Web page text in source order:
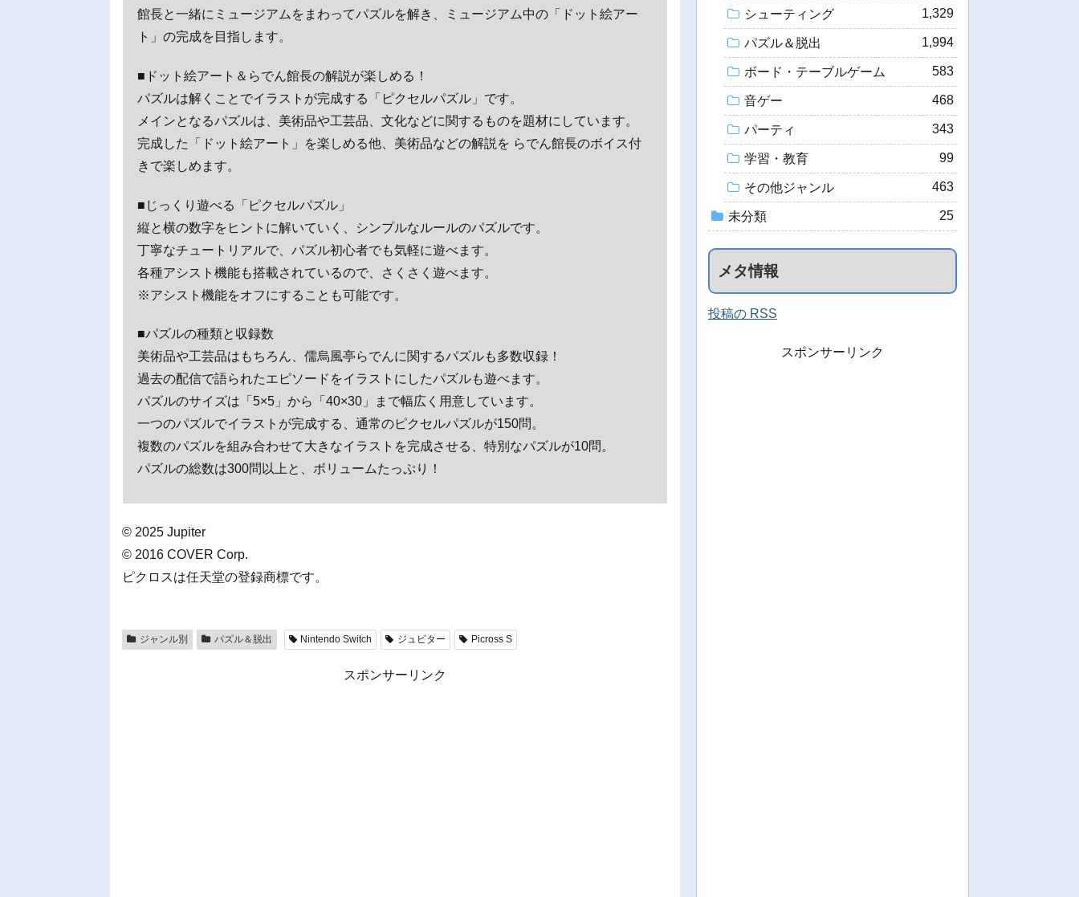
館長と一緒にミュージアムをまわってパズルを解き、ミュージアム中の「ドット絵アー
ト」の完成を目指します。
■ドット絵アート＆らでん館長の解説が楽しめる！
パズルは解くことでイラストが完成する「ピクセルパズル」です。
メインとなるパズルは、美術品や工芸品、文化などに関するものを題材にしています。
完成した「ドット絵アート」を楽しめる他、美術品などの解説を らでん館長のボイス付
きで楽しめます。
■じっくり遊べる「ピクセルパズル」
縦と横の数字をヒントに解いていく、シンプルなルールのパズルです。
丁寧なチュートリアルで、パズル初心者でも気軽に遊べます。
各種アシスト機能も搭載されているので、さくさく遊べます。
※アシスト機能をオフにすることも可能です。
■パズルの種類と収録数
美術品や工芸品はもちろん、儒烏風亭らでんに関するパズルも多数収録！
過去の配信で語られたエピソードをイラストにしたパズルも遊べます。
パズルのサイズは「5×5」から「40×30」まで幅広く用意しています。
一つのパズルでイラストが完成する、通常のピクセルパズルが150問。
複数のパズルを組み合わせて大きなイラストを完成させる、特別なパズルが10問。
パズルの総数は300問以上と、ボリュームたっぷり！
© 2025 Jupiter
© 2016 COVER Corp.
ピクロスは任天堂の登録商標です。
ジャンル別 パズル＆脱出 Nintendo Switch ジュピター Picross S
スポンサーリンク
シューティング 1,329
パズル＆脱出 1,994
ボード・テーブルゲーム 583
音ゲー 468
パーティ 343
学習・教育 99
その他ジャンル 463
未分類 25
メタ情報
投稿の RSS
スポンサーリンク